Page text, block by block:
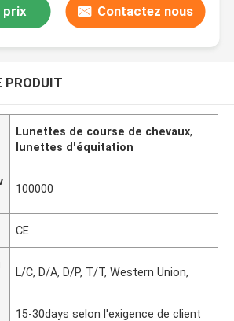
prix Contactez nous
PRODUIT
Lunettes de course de chevaux,
lunettes d'équitation
100000
CE
L/C, D/A, D/P, T/T, Western Union,
15-30days selon l'exigence de client